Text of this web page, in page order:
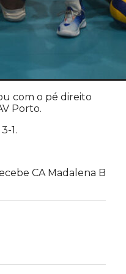
com o pé direito
Porto.
1.
CA Madalena B